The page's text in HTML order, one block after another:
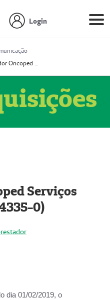
Login
Prestador Oncoped Serviços Médicos (51004335-0)
Serviços
0)
dia 01/02/2019, o